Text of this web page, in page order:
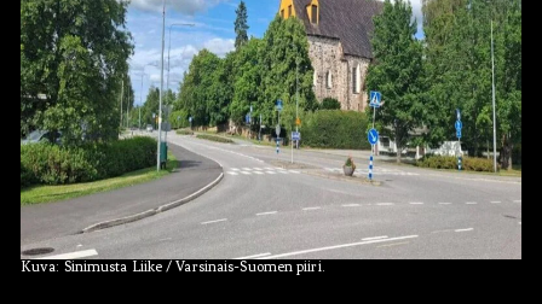
Uutiset
Blogit
Kauppa
Kuva: Sinimusta Liike / Varsinais-Suomen piiri.